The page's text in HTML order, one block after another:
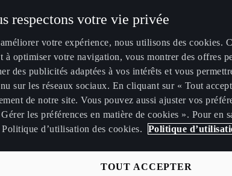
CUPRA
de secours
respectons votre vie privée
votre expérience, nous utilisons des cookies.
à optimiser votre navigation, vous montrer des offres
des publicités adaptées à vos intérêts et vous
sur les réseaux sociaux. En cliquant sur « Tout
de notre site. Vous pouvez aussi ajuster vos
les préférences en matière de cookies ». Pour en
d’utilisation des cookies.
Politique
TOUT ACCEPTER